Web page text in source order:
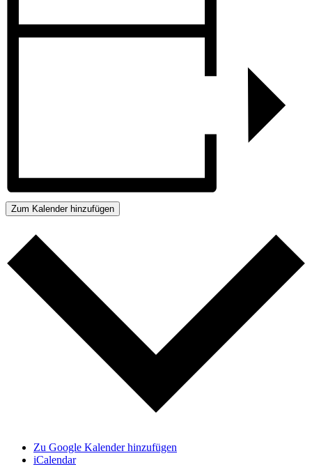
Zum Kalender hinzufügen
Zu Google Kalender hinzufügen
iCalendar